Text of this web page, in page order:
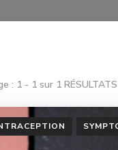
: 1 - 1 sur 1 RÉSULTATS